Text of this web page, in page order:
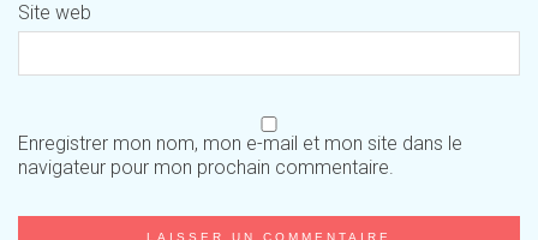
Site web
Enregistrer mon nom, mon e-mail et mon site dans le
navigateur pour mon prochain commentaire.